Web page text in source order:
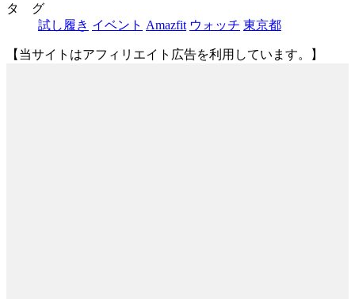
タ グ
試し履き イベント Amazfit ウォッチ 東京都
【当サイトはアフィリエイト広告を利用しています。】